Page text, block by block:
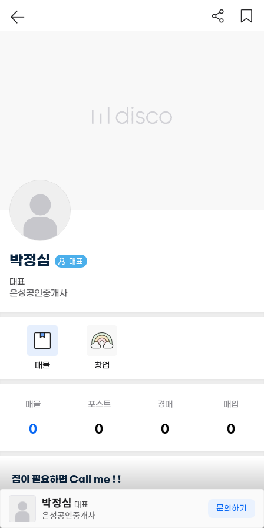
박정심 대표
대표
은성공인중개사
매물 창업
매물
0
포스트
0
경매
0
매입
0
집이 필요하면 Call me ! !
담당지역박정심 대표
은성공인중개사
문의하기